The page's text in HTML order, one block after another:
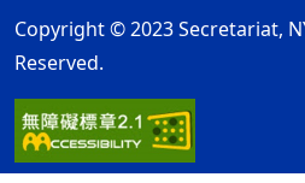
Copyright © 2023 Secretariat,
Reserved.